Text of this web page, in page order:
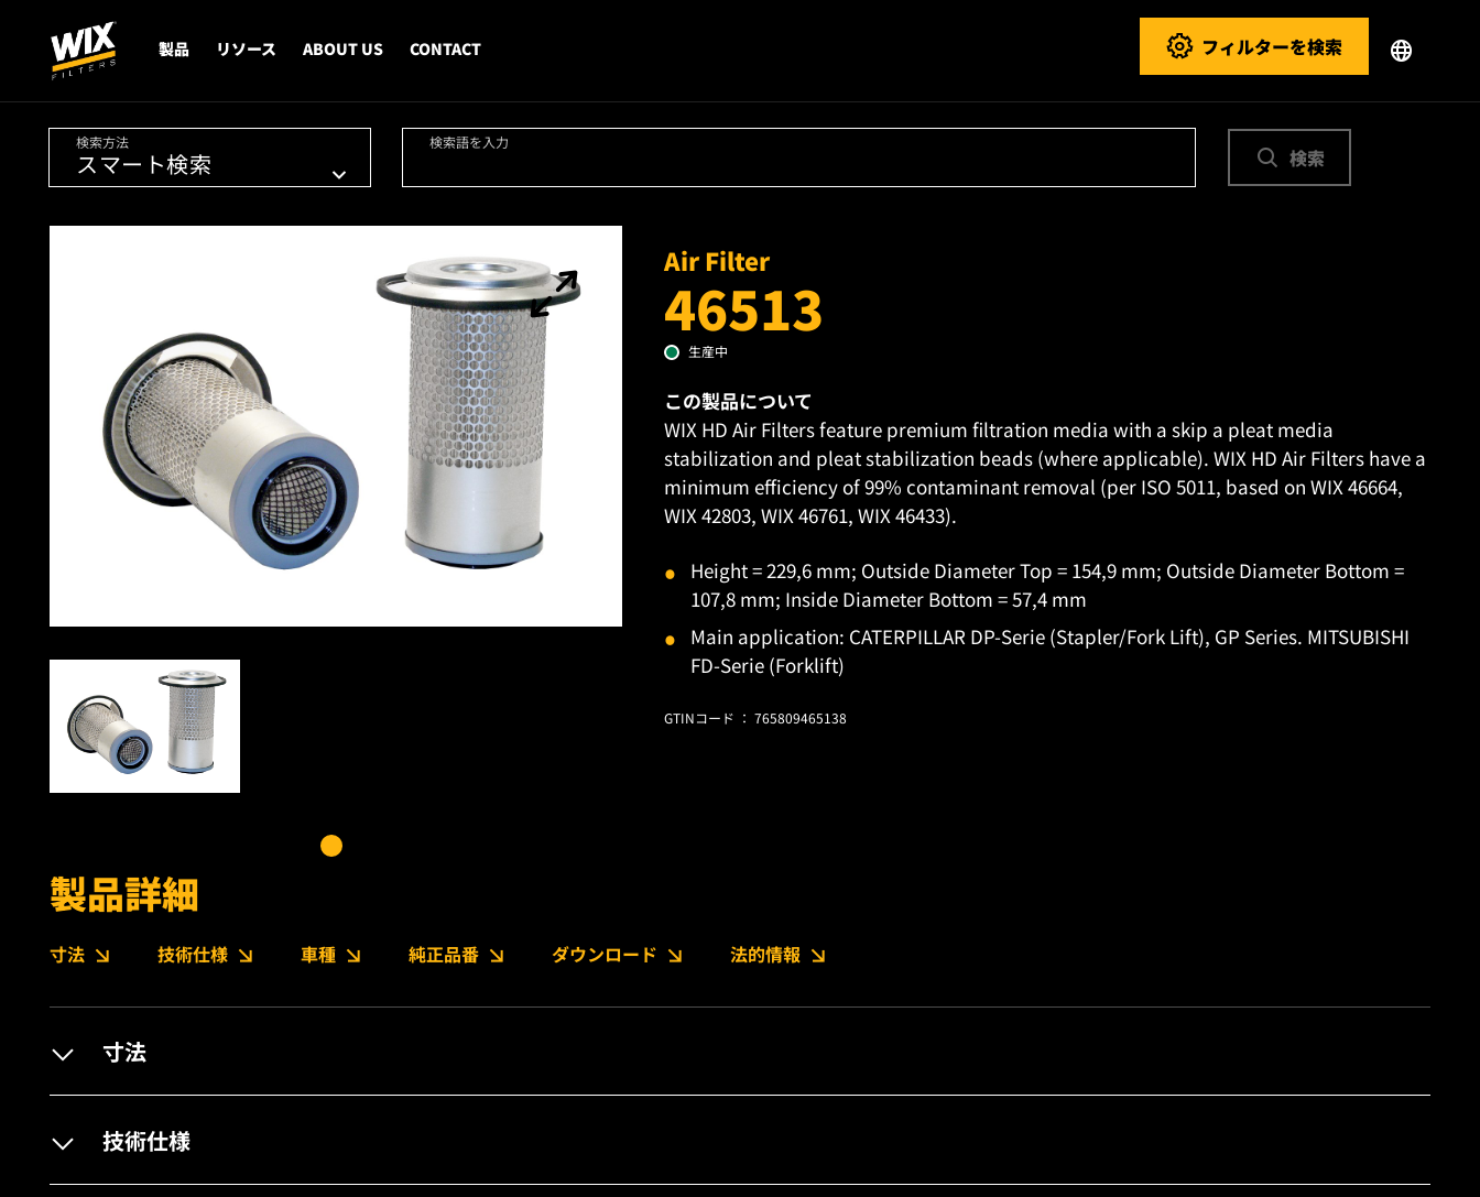
製品 リソース ABOUT US CONTACT フィルターを検索
検索方法 検索語を入力
検索
Air Filter
46513
生産中
この製品について
WIX HD Air Filters feature premium filtration media with a skip a pleat media
stabilization and pleat stabilization beads (where applicable). WIX HD Air Filters have a
minimum efficiency of 99% contaminant removal (per ISO 5011, based on WIX 46664,
WIX 42803, WIX 46761, WIX 46433).
Height = 229,6 mm; Outside Diameter Top = 154,9 mm; Outside Diameter Bottom =
107,8 mm; Inside Diameter Bottom = 57,4 mm
Main application: CATERPILLAR DP-Serie (Stapler/Fork Lift), GP Series. MITSUBISHI
FD-Serie (Forklift)
GTINコード ： 765809465138
製品詳細
寸法 技術仕様 車種 純正品番 ダウンロード 法的情報
寸法
技術仕様